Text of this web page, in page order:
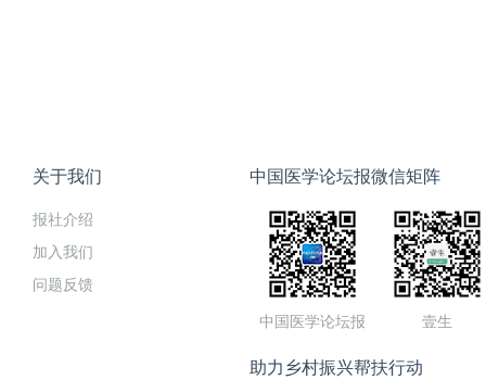
关于我们
报社介绍
加入我们
问题反馈
中国医学论坛报微信矩阵
中国医学论坛报 壹生
助力乡村振兴帮扶行动